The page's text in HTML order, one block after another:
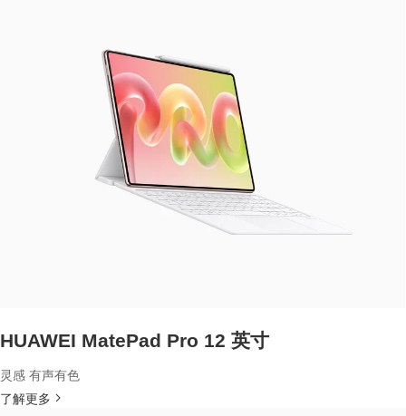
HUAWEI MatePad Pro 12 英寸
灵感 有声有色
了解更多